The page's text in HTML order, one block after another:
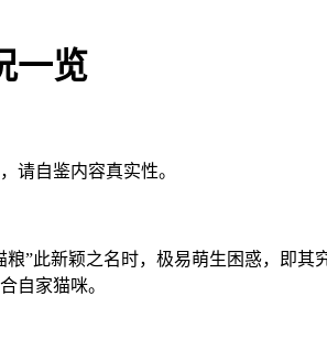
一览
请自鉴内容真实性。
”此新颖之名时，极易萌生困惑，即
自家猫咪。